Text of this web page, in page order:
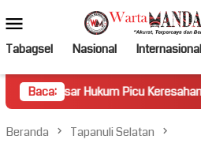
ke
kontenMobile
Tabagsel Nasional Internasional
Baca:
Hukum Picu Keresahan Truk
Beranda Tapanuli Selatan